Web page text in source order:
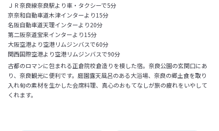
ＪＲ奈良線奈良駅より車・タクシーで5分
京奈和自動車道木津インターより15分
名阪自動車道天理インターより20分
第二阪奈道宝来インターより15分
大阪空港より空港リムジンバスで60分
関西国際空港より空港リムジンバスで90分
古都のロマンに包まれる正倉院校倉造りを模した宿。奈良公園の玄関口にあ
り、奈良観光に便利です。庭園露天風呂のある大浴場、奈良の郷土食を取り
入れ旬の素材を生かした会席料理、真心のおもてなしが旅の疲れをいやして
くれます。